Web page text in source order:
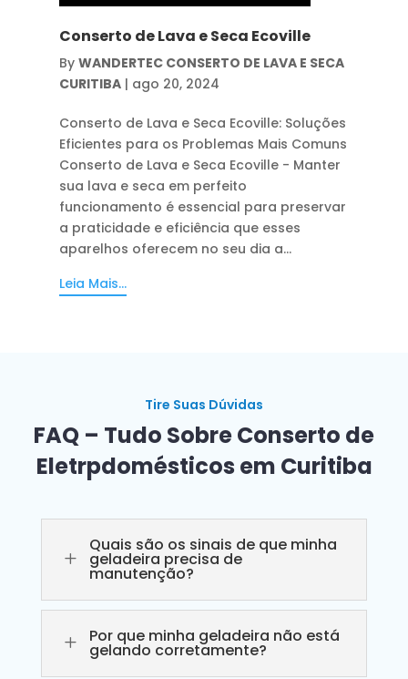
Conserto de Lava e Seca Ecoville
By WANDERTEC CONSERTO DE LAVA E SECA
CURITIBA| ago 20, 2024
Conserto de Lava e Seca Ecoville: Soluções
Eficientes para os Problemas Mais Comuns
Conserto de Lava e Seca Ecoville - Manter
sua lava e seca em perfeito
funcionamento é essencial para preservar
a praticidade e eficiência que esses
aparelhos oferecem no seu dia a...
Leia Mais...
Tire Suas Dúvidas
FAQ – Tudo Sobre Conserto de
Eletrpdomésticos em Curitiba
L
Quais são os sinais de que minha
geladeira precisa de
manutenção?
L Por que minha geladeira não está
gelando corretamente?